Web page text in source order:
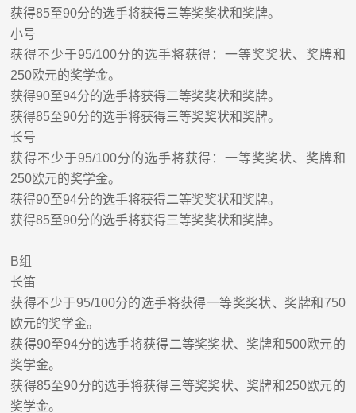
获得85至90分的选手将获得三等奖奖状和奖牌。
小号
获得不少于95/100分的选手将获得：一等奖奖状、奖牌和
250欧元的奖学金。
获得90至94分的选手将获得二等奖奖状和奖牌。
获得85至90分的选手将获得三等奖奖状和奖牌。
长号
获得不少于95/100分的选手将获得：一等奖奖状、奖牌和
250欧元的奖学金。
获得90至94分的选手将获得二等奖奖状和奖牌。
获得85至90分的选手将获得三等奖奖状和奖牌。
B组
长笛
获得不少于95/100分的选手将获得一等奖奖状、奖牌和750
欧元的奖学金。
获得90至94分的选手将获得二等奖奖状、奖牌和500欧元的
奖学金。
获得85至90分的选手将获得三等奖奖状、奖牌和250欧元的
奖学金。